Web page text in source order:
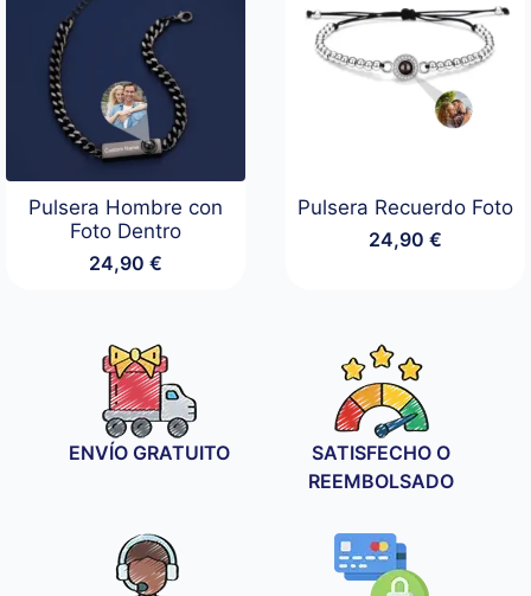
Pulsera Hombre con
Foto Dentro
24,90€
Pulsera Recuerdo Foto
24,90 €
ENVÍO GRATUITO
SATISFECHO O
REEMBOLSADO